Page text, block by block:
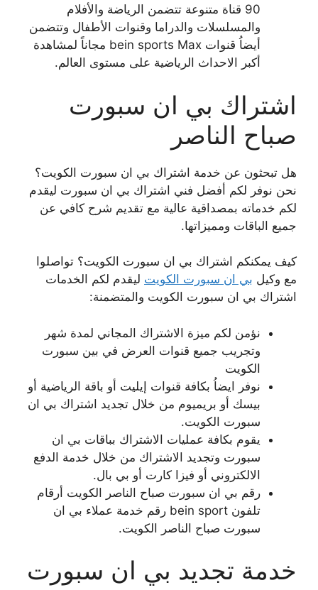
90 قناة متنوعة تتضمن الرياضة والأفلام
والمسلسلات والدراما وقنوات الأطفال وتتضمن
أيضاُ قنوات bein sports Max مجاناً لمشاهدة
أكبر الاحداث الرياضية على مستوى العالم.
اشتراك بي ان سبورت
صباح الناصر
هل تبحثون عن خدمة اشتراك بي ان سبورت الكويت؟
نحن نوفر لكم أفضل فني اشتراك بي ان سبورت ليقدم
لكم خدماته بمصداقية عالية مع تقديم شرح كافي عن
جميع الباقات ومميزاتها.
كيف يمكنكم اشتراك بي ان سبورت الكويت؟ تواصلوا
مع وكيل بي ان سبورت الكويت ليقدم لكم الخدمات
اشتراك بي ان سبورت الكويت والمتضمنة:
نؤمن لكم ميزة الاشتراك المجاني لمدة شهر
وتجريب جميع قنوات العرض في بين سبورت
الكويت
نوفر ايضاُ بكافة قنوات إيليت أو باقة الرياضية أو
بيسك أو بريميوم من خلال تجديد اشتراك بي ان
سبورت الكويت.
يقوم بكافة عمليات الاشتراك بباقات بي ان
سبورت وتجديد الاشتراك من خلال خدمة الدفع
الالكتروني أو فيزا كارت أو بي بال.
رقم بي ان سبورت صباح الناصر الكويت أرقام
تلفون bein sport رقم خدمة عملاء بي ان
سبورت صباح الناصر الكويت.
خدمة تجديد بي ان سبورت